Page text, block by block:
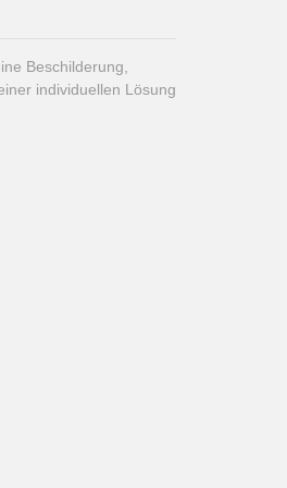
Beschilderung,
individuellen Lösung